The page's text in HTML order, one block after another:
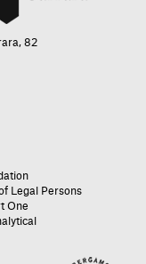
82
Legal Persons
One